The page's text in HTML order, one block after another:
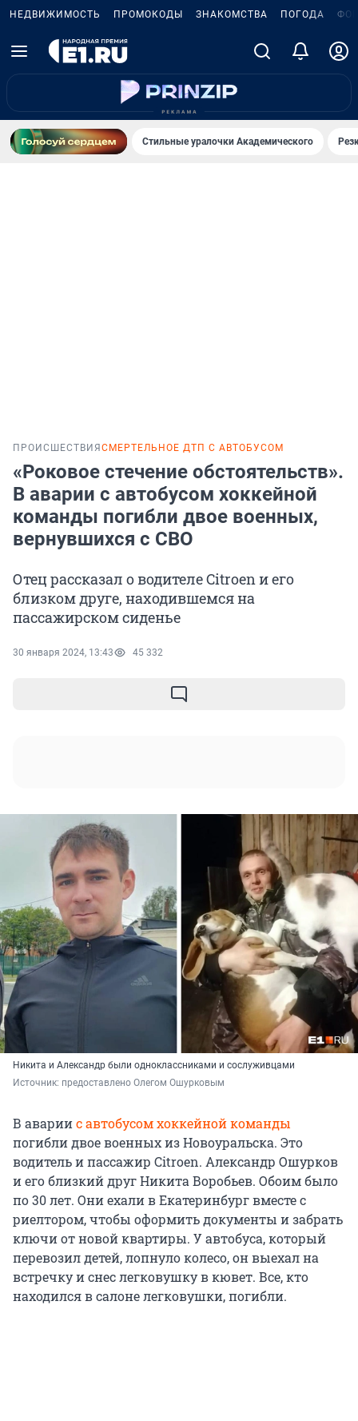
НЕДВИЖИМОСТЬ ПРОМОКОДЫ ЗНАКОМСТВА ПОГОДА
Стильные уралочки Академического
ПРОИСШЕСТВИЯ СМЕРТЕЛЬНОЕ ДТП С АВТОБУСОМ
«Роковое стечение обстоятельств».
В аварии с автобусом хоккейной
команды погибли двое военных,
вернувшихся с СВО
Отец рассказал о водителе Citroen и его
близком друге, находившемся на
пассажирском сиденье
30 января 2024, 13:43 45 332
Никита и Александр были одноклассниками и сослуживцами
Источник: предоставлено Олегом Ошурковым
В авариис автобусом хоккейной команды
погибли двое военных из Новоуральска. Это
водитель и пассажир Citroen. Александр Ошурков
и его близкий друг Никита Воробьев. Обоим было
по 30 лет. Они ехали в Екатеринбург вместе с
риелтором, чтобы оформить документы и забрать
ключи от новой квартиры. У автобуса, который
перевозил детей, лопнуло колесо, он выехал на
встречку и снес легковушку в кювет. Все, кто
находился в салоне легковушки, погибли.